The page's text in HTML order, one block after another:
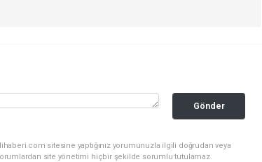
Gönder
sitesine yaptığınız yorumunuzla ilgili doğrudan veya
site yönetimi hiçbir şekilde sorumlu tutulamaz.